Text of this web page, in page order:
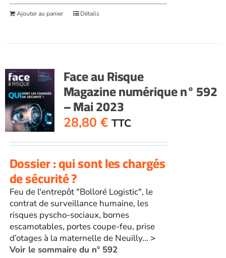
Ajouter au panier Détails
Face au Risque
Magazine numérique n° 592
– Mai 2023
28,80 € TTC
Dossier : qui sont les chargés
de sécurité ?
Feu de l'entrepôt "Bolloré Logistic", le
contrat de surveillance humaine, les
risques pyscho-sociaux, bornes
escamotables, portes coupe-feu, prise
d’otages à la maternelle de Neuilly... >
Voir le sommaire du n° 592